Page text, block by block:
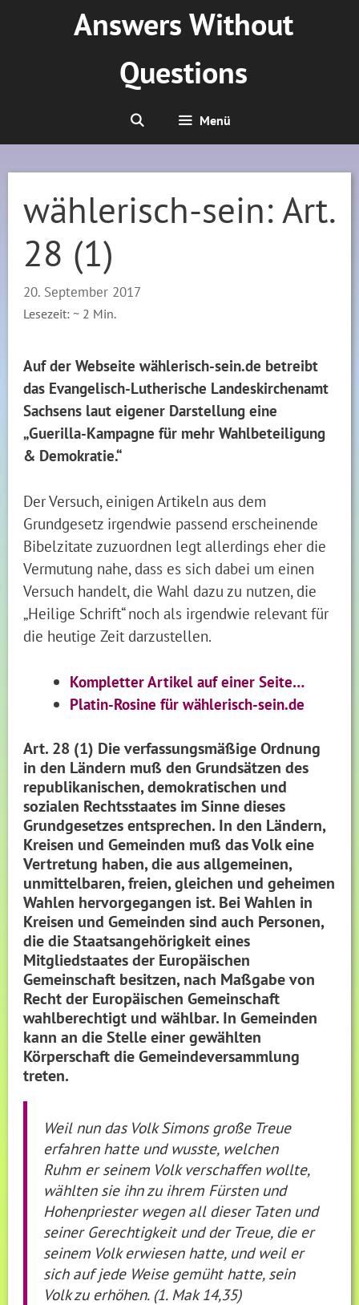
Answers Without
Questions
Menü
wählerisch-sein: Art.
28 (1)
20. September 2017
Lesezeit: ~ 2 Min.
Auf der Webseite wählerisch-sein.de betreibt
das Evangelisch-Lutherische Landeskirchenamt
Sachsens laut eigener Darstellung eine
„Guerilla-Kampagne für mehr Wahlbeteiligung
& Demokratie.“
Der Versuch, einigen Artikeln aus dem
Grundgesetz irgendwie passend erscheinende
Bibelzitate zuzuordnen legt allerdings eher die
Vermutung nahe, dass es sich dabei um einen
Versuch handelt, die Wahl dazu zu nutzen, die
„Heilige Schrift“ noch als irgendwie relevant für
die heutige Zeit darzustellen.
Kompletter Artikel auf einer Seite…
Platin-Rosine für wählerisch-sein.de
Art. 28 (1) Die verfassungsmäßige Ordnung
in den Ländern muß den Grundsätzen des
republikanischen, demokratischen und
sozialen Rechtsstaates im Sinne dieses
Grundgesetzes entsprechen. In den Ländern,
Kreisen und Gemeinden muß das Volk eine
Vertretung haben, die aus allgemeinen,
unmittelbaren, freien, gleichen und geheimen
Wahlen hervorgegangen ist. Bei Wahlen in
Kreisen und Gemeinden sind auch Personen,
die die Staatsangehörigkeit eines
Mitgliedstaates der Europäischen
Gemeinschaft besitzen, nach Maßgabe von
Recht der Europäischen Gemeinschaft
wahlberechtigt und wählbar. In Gemeinden
kann an die Stelle einer gewählten
Körperschaft die Gemeindeversammlung
treten.
Weil nun das Volk Simons große Treue
erfahren hatte und wusste, welchen
Ruhm er seinem Volk verschaffen wollte,
wählten sie ihn zu ihrem Fürsten und
Hohenpriester wegen all dieser Taten und
seiner Gerechtigkeit und der Treue, die er
seinem Volk erwiesen hatte, und weil er
sich auf jede Weise gemüht hatte, sein
Volk zu erhöhen. (1. Mak 14,35)